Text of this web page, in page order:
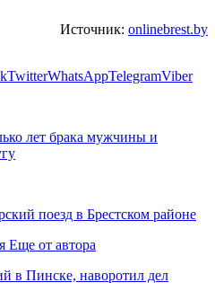
Источник: onlinebrest.by
TwitterWhatsAppTelegramViber
лет брака мужчины и
поезд в Брестском районе
Еще от автора
в Пинске, наворотил дел